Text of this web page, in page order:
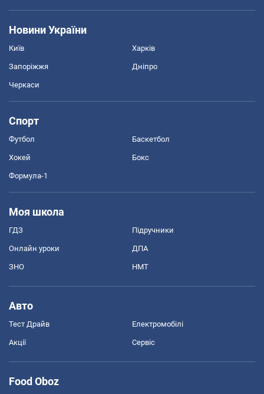
Новини України
Київ Харків
Запоріжжя Дніпро
Черкаси
Спорт
Футбол Баскетбол
Хокей Бокс
Формула-1
Моя школа
ГДЗ Підручники
Онлайн уроки ДПА
ЗНО НМТ
Авто
Тест Драйв Електромобілі
Акції Сервіс
Food Oboz